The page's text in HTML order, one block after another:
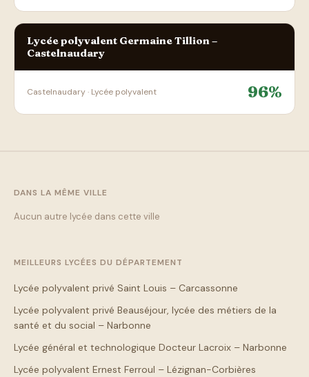
Lycée polyvalent Germaine Tillion –
Castelnaudary
Castelnaudary · Lycée polyvalent 96%
DANS LA MÊME VILLE
Aucun autre lycée dans cette ville
MEILLEURS LYCÉES DU DÉPARTEMENT
Lycée polyvalent privé Saint Louis – Carcassonne
Lycée polyvalent privé Beauséjour, lycée des métiers de la
santé et du social – Narbonne
Lycée général et technologique Docteur Lacroix – Narbonne
Lycée polyvalent Ernest Ferroul – Lézignan-Corbières